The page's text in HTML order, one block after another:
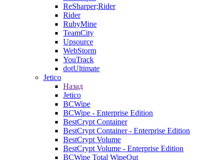
ReSharper;Rider
Rider
RubyMine
TeamCity
Upsource
WebStorm
YouTrack
dotUltimate
Jetico
Назад
Jetico
BCWipe
BCWipe - Enterprise Edition
BestCrypt Container
BestCrypt Container - Enterprise Edition
BestCrypt Volume
BestCrypt Volume - Enterprise Edition
BCWipe Total WipeOut